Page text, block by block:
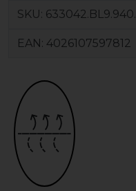
SKU: 633042.BL9.940.
EAN: 4026107597812